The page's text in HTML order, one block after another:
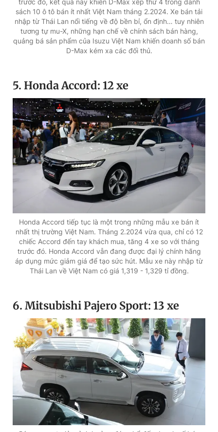
trước đó, kết quả này khiến D-Max xếp thứ 4 trong danh
sách 10 ô tô bán ít nhất Việt Nam tháng 2.2024. Xe bán tải
nhập từ Thái Lan nổi tiếng về độ bền bỉ, ổn định… tuy nhiên
tương tự mu-X, những hạn chế về chính sách bán hàng,
quảng bá sản phẩm của Isuzu Việt Nam khiến doanh số bán
D-Max kém xa các đối thủ.
5. Honda Accord: 12 xe
Honda Accord tiếp tục là một trong những mẫu xe bán ít
nhất thị trường Việt Nam. Tháng 2.2024 vừa qua, chỉ có 12
chiếc Accord đến tay khách mua, tăng 4 xe so với tháng
trước đó. Honda Accord vẫn đang được đại lý chính hãng
áp dụng mức giảm giá để tạo sức hút. Mẫu xe này nhập từ
Thái Lan về Việt Nam có giá 1,319 - 1,329 tỉ đồng.
6. Mitsubishi Pajero Sport: 13 xe